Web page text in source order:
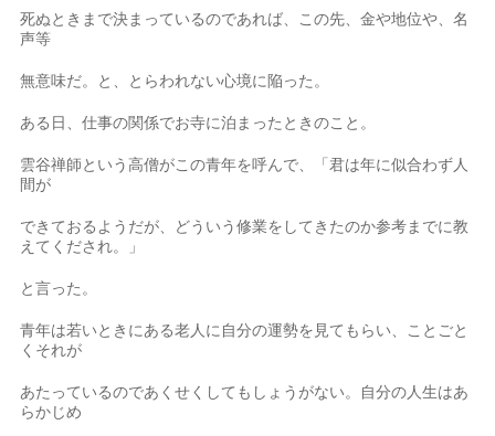
死ぬときまで決まっているのであれば、この先、金や地位や、名
声等
無意味だ。と、とらわれない心境に陥った。
ある日、仕事の関係でお寺に泊まったときのこと。
雲谷禅師という高僧がこの青年を呼んで、「君は年に似合わず人
間が
できておるようだが、どういう修業をしてきたのか参考までに教
えてくだされ。」
と言った。
青年は若いときにある老人に自分の運勢を見てもらい、ことごと
くそれが
あたっているのであくせくしてもしょうがない。自分の人生はあ
らかじめ